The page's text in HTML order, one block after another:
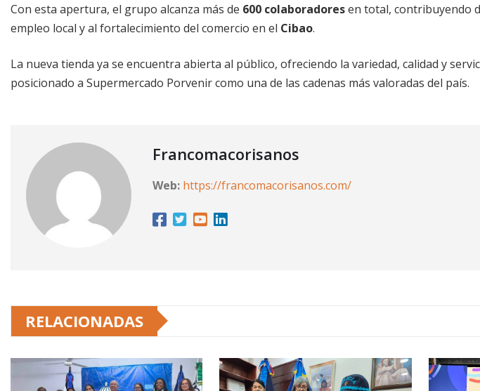
Con esta apertura, el grupo alcanza más de 600 colaboradoresen total, contribuyendo
empleo local y al fortalecimiento del comercio en el Cibao.
La nueva tienda ya se encuentra abierta al público, ofreciendo la variedad, calidad y
posicionado a Supermercado Porvenir como una de las cadenas más valoradas del país.
Francomacorisanos
Web: https://francomacorisanos.com/
RELACIONADAS